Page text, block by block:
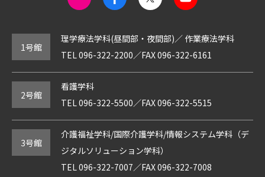
1号館
理学療法学科(昼間部・夜間部)／ 作業療法学科
TEL096-322-2200／FAX 096-322-6161
2号館
看護学科
TEL096-322-5500／FAX 096-322-5515
3号館
介護福祉学科/国際介護学科/情報システム学科（デ
ジタルソリューション学科）
TEL096-322-7007／FAX 096-322-7008